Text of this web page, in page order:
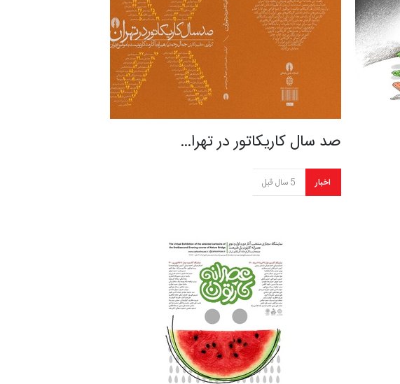
صد سال کاریکاتور در تهرا…
اخبار 5 سال قبل